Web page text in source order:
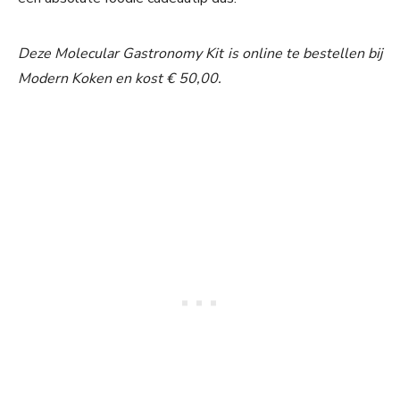
Deze Molecular Gastronomy Kit is online te bestellen bij
Modern Koken en kost € 50,00.